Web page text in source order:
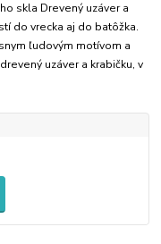
skla Drevený uzáver a
do vrecka aj do batôžka.
ľudovým motívom a
uzáver a krabičku, v